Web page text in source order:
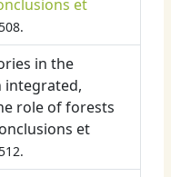
et
in the
integrated,
role of forests
et